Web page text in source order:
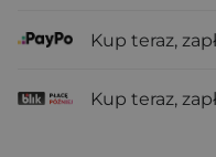
Kup teraz,
Kup teraz,